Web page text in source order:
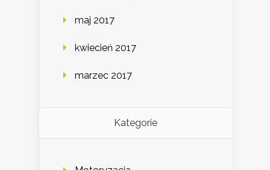
maj 2017
kwiecień 2017
marzec 2017
Kategorie